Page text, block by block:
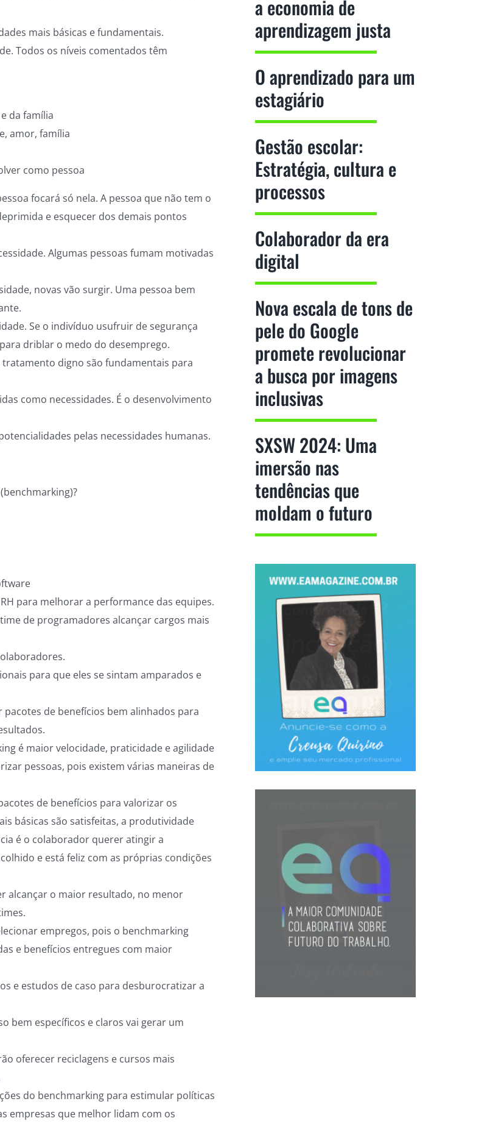
mais básicas e fundamentais.
Todos os níveis comentados têm
da família
amor, família
como pessoa
focará só nela. A pessoa que não tem o
e esquecer dos demais pontos
Algumas pessoas fumam motivadas
novas vão surgir. Uma pessoa bem
Se o indivíduo usufruir de segurança
driblar o medo do desemprego.
digno são fundamentais para
como necessidades. É o desenvolvimento
pelas necessidades humanas.
para melhorar a performance das equipes.
de programadores alcançar cargos mais
para que eles se sintam amparados e
pacotes de benefícios bem alinhados para
é maior velocidade, praticidade e agilidade
pessoas, pois existem várias maneiras de
de benefícios para valorizar os
básicas são satisfeitas, a produtividade
é o colaborador querer atingir a
e está feliz com as próprias condições
alcançar o maior resultado, no menor
empregos, pois o benchmarking
e benefícios entregues com maior
e estudos de caso para desburocratizar a
bem específicos e claros vai gerar um
oferecer reciclagens e cursos mais
do benchmarking para estimular políticas
empresas que melhor lidam com os
a economia de
aprendizagem justa
O aprendizado para um
estagiário
Gestão escolar:
Estratégia, cultura e
processos
Colaborador da era
digital
Nova escala de tons de
pele do Google
promete revolucionar
a busca por imagens
inclusivas
SXSW 2024: Uma
imersão nas
tendências que
moldam o futuro